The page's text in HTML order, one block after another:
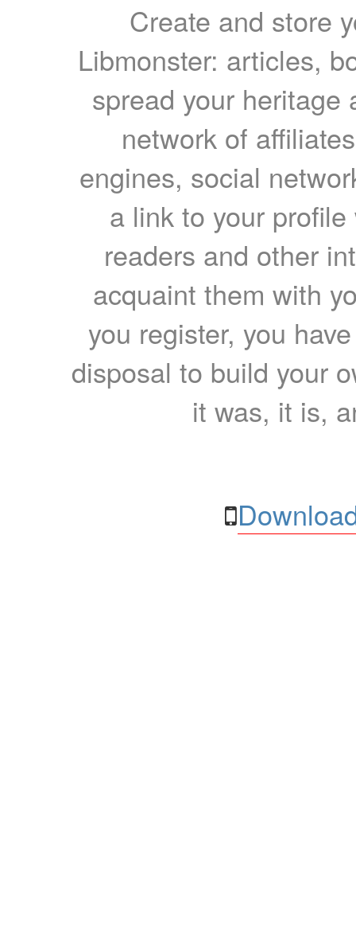
Create and store
Libmonster: articles,
spread your heritage
network of
engines, social
a link to your
readers and other
acquaint them with
you register, you
disposal to build your
it was, it is,